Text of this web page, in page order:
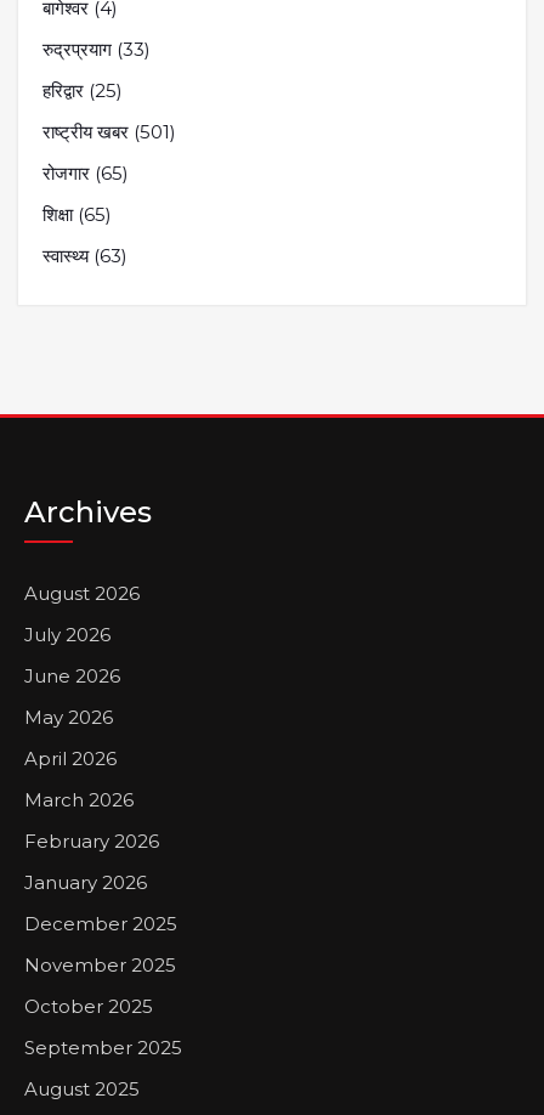
बागेश्वर (4)
रुद्रप्रयाग (33)
हरिद्वार (25)
राष्ट्रीय खबर (501)
रोजगार (65)
शिक्षा(65)
स्वास्थ्य(63)
Archives
August 2026
July 2026
June 2026
May 2026
April 2026
March 2026
February 2026
January 2026
December 2025
November 2025
October 2025
September 2025
August 2025